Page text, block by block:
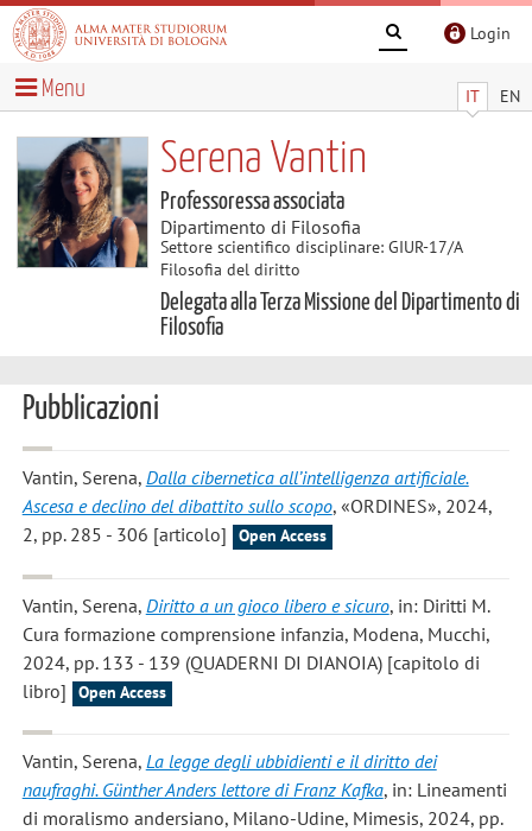
Login
IT EN
Menu
Serena Vantin
Professoressa associata
Dipartimento di Filosofia
Settore scientifico disciplinare: GIUR-17/A
Filosofia del diritto
Delegata alla Terza Missione del Dipartimento di
Filosofia
Pubblicazioni
Vantin, Serena, Dalla cibernetica all’intelligenza artificiale.
Ascesa e declino del dibattito sullo scopo, «ORDINES», 2024,
2, pp. 285 - 306 [articolo]
Open Access
Vantin, Serena, Diritto a un gioco libero e sicuro, in: Diritti M.
Cura formazione comprensione infanzia, Modena, Mucchi,
2024, pp. 133 - 139 (QUADERNI DI DIANOIA) [capitolo di
libro]
Open Access
Vantin, Serena, La legge degli ubbidienti e il diritto dei
naufraghi. Günther Anders lettore di Franz Kafka, in: Lineamenti
di moralismo andersiano, Milano-Udine, Mimesis, 2024, pp.